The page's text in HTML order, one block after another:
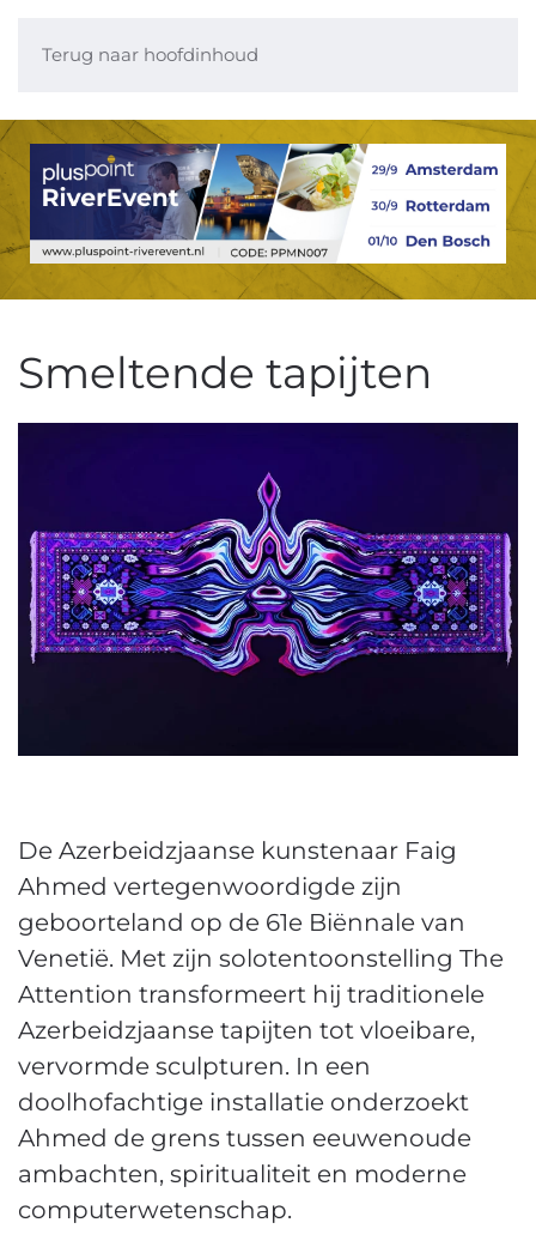
Terug naar hoofdinhoud
Smeltende tapijten
De Azerbeidzjaanse kunstenaar Faig
Ahmed vertegenwoordigde zijn
geboorteland op de 61e Biënnale van
Venetië. Met zijn solotentoonstelling The
Attention transformeert hij traditionele
Azerbeidzjaanse tapijten tot vloeibare,
vervormde sculpturen. In een
doolhofachtige installatie onderzoekt
Ahmed de grens tussen eeuwenoude
ambachten, spiritualiteit en moderne
computerwetenschap.